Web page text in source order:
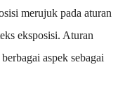
merujuk pada aturan
eksposisi. Aturan
aspek sebagai